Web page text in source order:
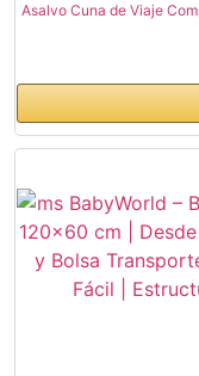
Asalvo Cuna de Viaje